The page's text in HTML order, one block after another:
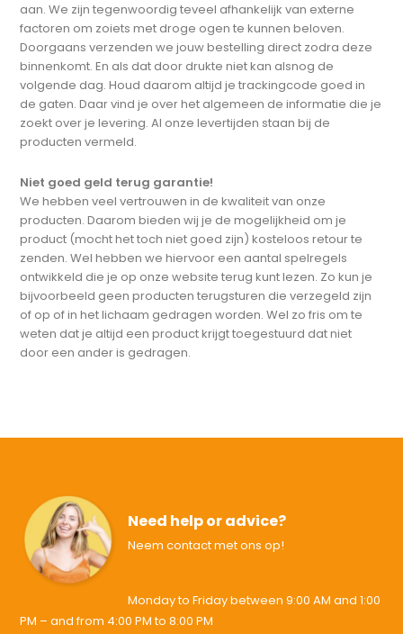
aan. We zijn tegenwoordig teveel afhankelijk van externe
factoren om zoiets met droge ogen te kunnen beloven.
Doorgaans verzenden we jouw bestelling direct zodra deze
binnenkomt. En als dat door drukte niet kan alsnog de
volgende dag. Houd daarom altijd je trackingcode goed in
de gaten. Daar vind je over het algemeen de informatie die je
zoekt over je levering. Al onze levertijden staan bij de
producten vermeld.
Niet goed geld terug garantie!
We hebben veel vertrouwen in de kwaliteit van onze
producten. Daarom bieden wij je de mogelijkheid om je
product (mocht het toch niet goed zijn) kosteloos retour te
zenden. Wel hebben we hiervoor een aantal spelregels
ontwikkeld die je op onze website terug kunt lezen. Zo kun je
bijvoorbeeld geen producten terugsturen die verzegeld zijn
of op of in het lichaam gedragen worden. Wel zo fris om te
weten dat je altijd een product krijgt toegestuurd dat niet
door een ander is gedragen.
Need help or advice?
Neem contact met ons op!
Monday to Friday between 9:00 AM and 1:00
PM – and from 4:00 PM to 8:00 PM